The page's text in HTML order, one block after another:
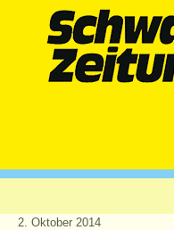
2. Oktober 2014